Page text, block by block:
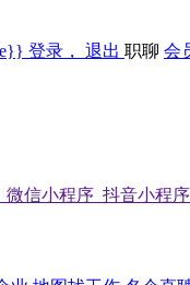
登录， 退出 职聊 会
微信小程序 抖音小程序